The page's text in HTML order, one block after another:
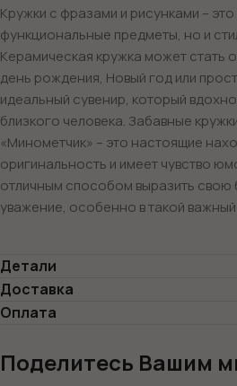
Кружки с фразами и рисунками –
функциональные предметы, но и
Керамическая кружка может стать
день рождения, Новый год или
идеальный сувенир, который
близкого человека. Забавные
«Минометчик» – это настоящие
оригинальность и имеет чувство
отличным способом выразить свою
уважение, особенно в такой
Детали
Доставка
Оплата
Поделитесь Вашим